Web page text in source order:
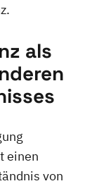
als
einen
von